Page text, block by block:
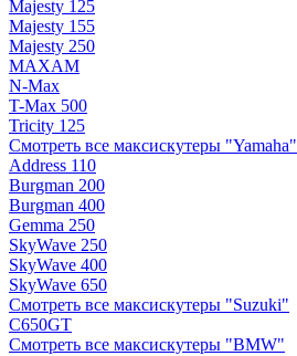
Majesty 125
Majesty 155
Majesty 250
MAXAM
N-Max
T-Max 500
Tricity 125
Смотреть все максискутеры "Yamaha"
Address 110
Burgman 200
Burgman 400
Gemma 250
SkyWave 250
SkyWave 400
SkyWave 650
Смотреть все максискутеры "Suzuki"
C650GT
Смотреть все максискутеры "BMW"